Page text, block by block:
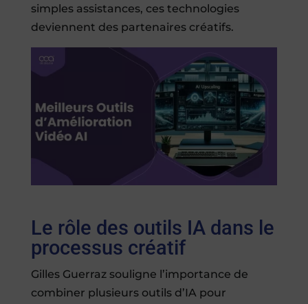
simples assistances, ces technologies
deviennent des partenaires créatifs.
Le rôle des outils IA dans le
processus créatif
Gilles Guerraz souligne l’importance de
combiner plusieurs outils d’IA pour